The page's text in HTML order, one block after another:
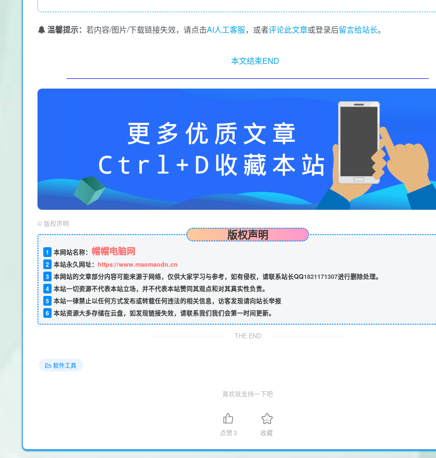
温馨提示： 若内容/图片/下载链接失效，请点击AI人工客服，或者评论此文章或登录后留言给站长。
本文结束END
© 版权声明
版权声明
1 本网站名称： 帽帽电脑网
2 本站永久网址： https://www.maomaodn.cn
3 本网站的文章部分内容可能来源于网络，仅供大家学习与参考，如有侵权，请联系站长QQ1821171307进行删除处理。
4 本站一切资源不代表本站立场，并不代表本站赞同其观点和对其真实性负责。
5 本站一律禁止以任何方式发布或转载任何违法的相关信息，访客发现请向站长举报
6 本站资源大多存储在云盘，如发现链接失效，请联系我们我们会第一时间更新。
THE END
软件工具
喜欢就支持一下吧
点赞3 收藏